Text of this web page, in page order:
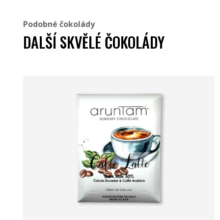
Podobné čokolády
DALŠÍ SKVĚLÉ ČOKOLÁDY